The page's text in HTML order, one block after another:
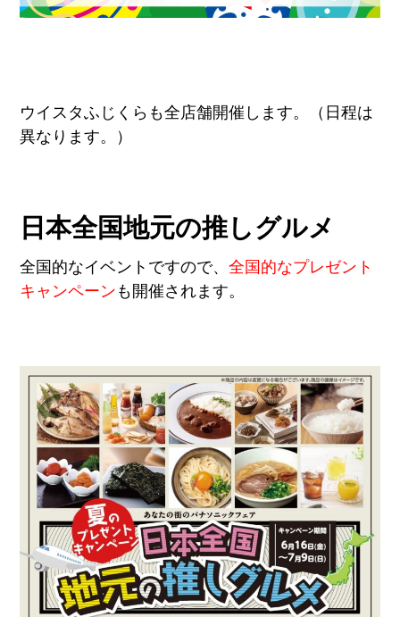
ウイスタふじくらも全店舗開催します。（日程は
異なります。）
日本全国地元の推しグルメ
全国的なイベントですので、全国的なプレゼント
キャンペーン も開催されます。